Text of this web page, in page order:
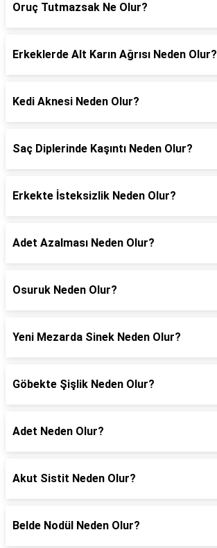
Oruç Tutmazsak Ne Olur?
Erkeklerde Alt Karın Ağrısı Neden Olur?
Kedi Aknesi Neden Olur?
Saç Diplerinde Kaşıntı Neden Olur?
Erkekte İsteksizlik Neden Olur?
Adet Azalması Neden Olur?
Osuruk Neden Olur?
Yeni Mezarda Sinek Neden Olur?
Göbekte Şişlik Neden Olur?
Adet Neden Olur?
Akut Sistit Neden Olur?
Belde Nodül Neden Olur?